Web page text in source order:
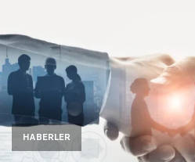
HABERLER